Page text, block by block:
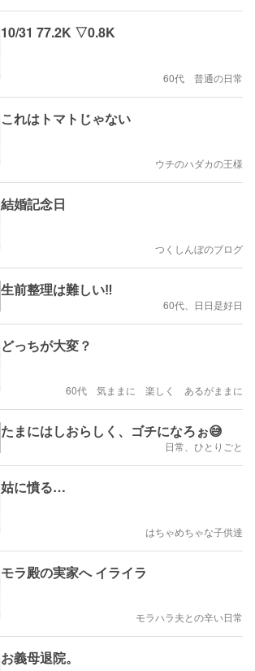
10/31 77.2K ▽0.8K
60代 普通の日常
これはトマトじゃない
ウチのハダカの王様
結婚記念日
つくしんぼのブログ
生前整理は難しい‼️
60代、日日是好日
どっちが大変？
60代 気ままに 楽しく あるがままに
たまにはしおらしく、ゴチになろぉ😅
日常、ひとりごと
姑に憤る…
はちゃめちゃな子供達
モラ殿の実家へ イライラ
モラハラ夫との辛い日常
お義母退院。